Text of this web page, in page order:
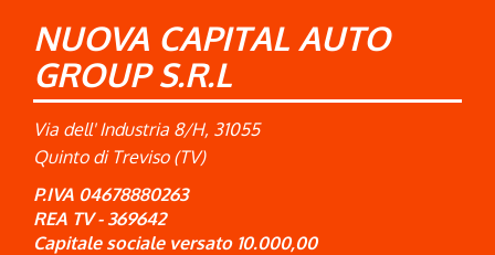
NUOVA CAPITAL AUTO
GROUP S.R.L
Via dell' Industria 8/H, 31055
Quinto di Treviso (TV)
P.IVA 04678880263
REA TV - 369642
Capitale sociale versato 10.000,00